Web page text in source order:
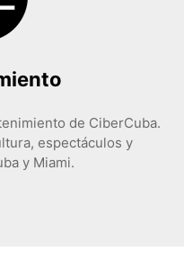
de CiberCuba.
espectáculos y
y Miami.